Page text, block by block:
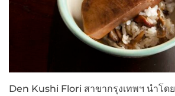
Den Kushi Flori สาขากรุงเทพฯ นำโดย